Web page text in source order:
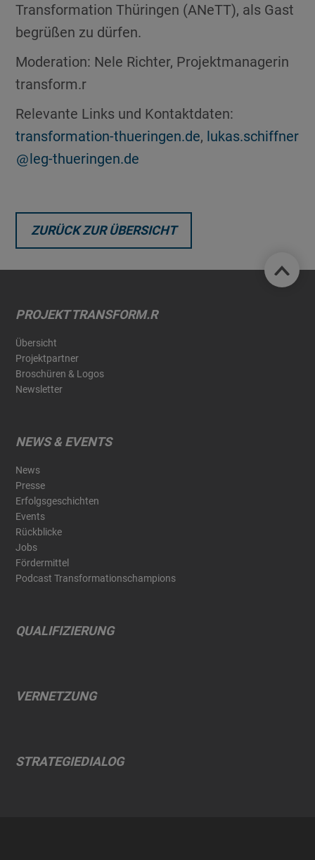
Transformation Thüringen (ANeTT), als Gast
begrüßen zu dürfen.
Moderation: Nele Richter, Projektmanagerin
transform.r
Relevante Links und Kontaktdaten:
transformation-thueringen.de, lukas.schiffner
leg-thueringen.de
ZURÜCK ZUR ÜBERSICHT
PROJEKT TRANSFORM.R
Übersicht
Projektpartner
Broschüren & Logos
Newsletter
NEWS & EVENTS
News
Presse
Erfolgsgeschichten
Events
Rückblicke
Jobs
Fördermittel
Podcast Transformationschampions
QUALIFIZIERUNG
VERNETZUNG
STRATEGIEDIALOG